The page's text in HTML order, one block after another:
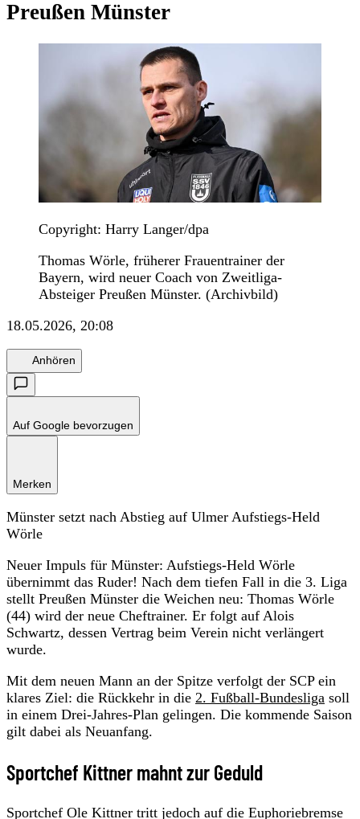
Preußen Münster
Copyright: Harry Langer/dpa
Thomas Wörle, früherer Frauentrainer der
Bayern, wird neuer Coach von Zweitliga-
Absteiger Preußen Münster. (Archivbild)
18.05.2026, 20:08
Anhören
Auf Google bevorzugen
Merken
Münster setzt nach Abstieg auf Ulmer Aufstiegs-Held
Wörle
Neuer Impuls für Münster: Aufstiegs-Held Wörle
übernimmt das Ruder! Nach dem tiefen Fall in die 3. Liga
stellt Preußen Münster die Weichen neu: Thomas Wörle
(44) wird der neue Cheftrainer. Er folgt auf Alois
Schwartz, dessen Vertrag beim Verein nicht verlängert
wurde.
Mit dem neuen Mann an der Spitze verfolgt der SCP ein
klares Ziel: die Rückkehr in die 2. Fußball-Bundesliga soll
in einem Drei-Jahres-Plan gelingen. Die kommende Saison
gilt dabei als Neuanfang.
Sportchef Kittner mahnt zur Geduld
Sportchef Ole Kittner tritt jedoch auf die Euphoriebremse